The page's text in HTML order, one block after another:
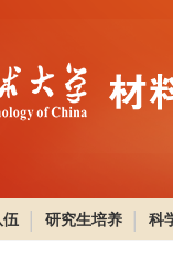
伍 研究生培养 科